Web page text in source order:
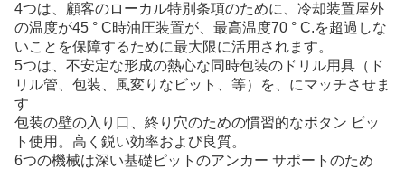
4つは、顧客のローカル特別条項のために、冷却装置屋外
の温度が45 ° C時油圧装置が、最高温度70 ° C.を超過しな
いことを保障するために最大限に活用されます。
5つは、不安定な形成の熱心な同時包装のドリル用具（ド
リル管、包装、風変りなビット、等）を、にマッチさせま
す
包装の壁の入り口、終り穴のための慣習的なボタン ビッ
ト使用。高く鋭い効率および良質。
6つの機械は深い基礎ピットのアンカー サポートのため